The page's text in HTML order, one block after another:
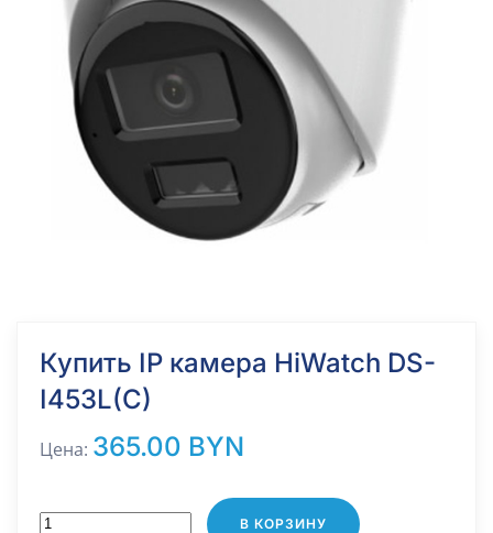
Купить IP камера HiWatch DS-
I453L(C)
Цена: 365.00 BYN
В КОРЗИНУ